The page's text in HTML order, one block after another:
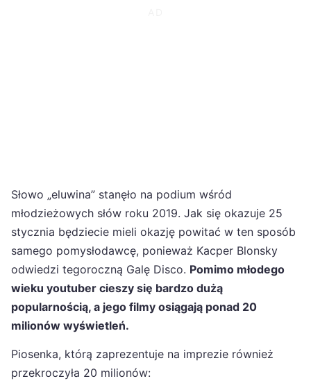
Słowo „eluwina” stanęło na podium wśród
młodzieżowych słów roku 2019. Jak się okazuje 25
stycznia będziecie mieli okazję powitać w ten sposób
samego pomysłodawcę, ponieważ Kacper Blonsky
odwiedzi tegoroczną Galę Disco. Pomimo młodego
wieku youtuber cieszy się bardzo dużą
popularnością, a jego filmy osiągają ponad 20
milionów wyświetleń.
Piosenka, którą zaprezentuje na imprezie również
przekroczyła 20 milionów: